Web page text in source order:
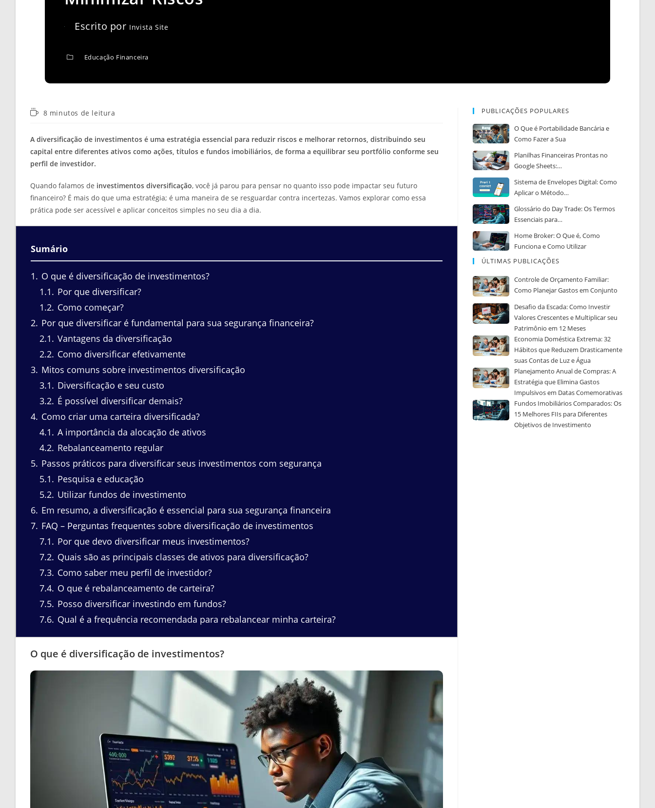
Escrito por Invista Site
Educação Financeira
Tempo8 minutos de leitura
A diversificação de investimentos é uma estratégia essencial para reduzir riscos e melhorar retornos, distribuindo seu
capital entre diferentes ativos como ações, títulos e fundos imobiliários, de forma a equilibrar seu portfólio conforme seu
perfil de investidor.
Quando falamos de investimentos diversificação, você já parou para pensar no quanto isso pode impactar seu futuro
financeiro? É mais do que uma estratégia; é uma maneira de se resguardar contra incertezas. Vamos explorar como essa
prática pode ser acessível e aplicar conceitos simples no seu dia a dia.
Sumário
1
O que é diversificação de investimentos?
1.1
Por que diversificar?
1.2 Como começar?
2 Por que diversificar é fundamental para sua segurança financeira?
2.1
Vantagens da diversificação
2.2 Como diversificar efetivamente
3 Mitos comuns sobre investimentos diversificação
3.1
Diversificação e seu custo
3.2 É possível diversificar demais?
4 Como criar uma carteira diversificada?
4.1
A importância da alocação de ativos
4.2 Rebalanceamento regular
5 Passos práticos para diversificar seus investimentos com segurança
5.1
Pesquisa e educação
5.2 Utilizar fundos de investimento
6 Em resumo, a diversificação é essencial para sua segurança financeira
7 FAQ – Perguntas frequentes sobre diversificação de investimentos
7.1
Por que devo diversificar meus investimentos?
7.2 Quais são as principais classes de ativos para diversificação?
7.3 Como saber meu perfil de investidor?
7.4 O que é rebalanceamento de carteira?
7.5 Posso diversificar investindo em fundos?
7.6 Qual é a frequência recomendada para rebalancear minha carteira?
O que é diversificação de investimentos?
PUBLICAÇÕES POPULARES
O Que é Portabilidade Bancária e
Como Fazer a Sua
Planilhas Financeiras Prontas no
Google Sheets:…
Sistema de Envelopes Digital: Como
Aplicar o Método…
Glossário do Day Trade: Os Termos
Essenciais para…
Home Broker: O Que é, Como
Funciona e Como Utilizar
ÚLTIMAS PUBLICAÇÕES
Controle de Orçamento Familiar:
Como Planejar Gastos em Conjunto
Desafio da Escada: Como Investir
Valores Crescentes e Multiplicar seu
Patrimônio em 12 Meses
Economia Doméstica Extrema: 32
Hábitos que Reduzem Drasticamente
suas Contas de Luz e Água
Planejamento Anual de Compras: A
Estratégia que Elimina Gastos
Impulsivos em Datas Comemorativas
Fundos Imobiliários Comparados: Os
15 Melhores FIIs para Diferentes
Objetivos de Investimento